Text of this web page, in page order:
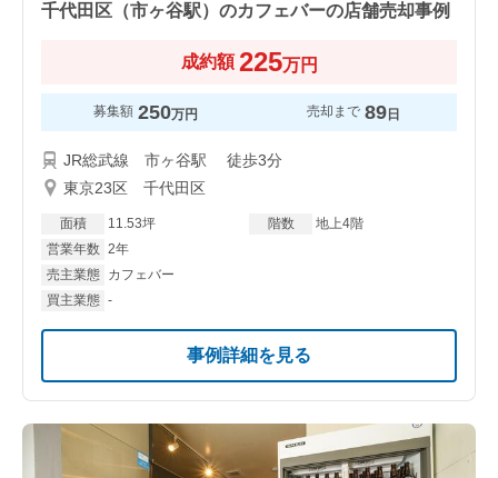
千代田区（市ヶ谷駅）のカフェバーの店舗売却事例
成約額 225万円
募集額 250万円 売却まで 89日
JR総武線 市ヶ谷駅 徒歩3分
東京23区 千代田区
面積 11.53坪 階数
地上4階
営業年数 2年
売主業態
カフェバー
買主業態 -
事例詳細を見る